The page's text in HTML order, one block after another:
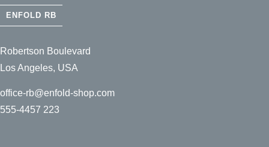
ENFOLD RB
Robertson Boulevard
Los Angeles, USA
office-rb@enfold-shop.com
555-4457 223